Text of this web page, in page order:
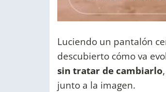
Luciendo un pantalón
descubierto cómo va
sin tratar de cambiarlo
junto a la imagen.